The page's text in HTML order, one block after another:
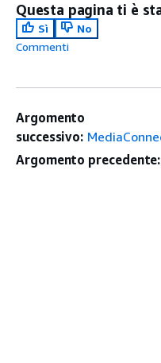
Questa pagina ti è
Sì
No
Commenti
Argomento
successivo:
Argomento precedente: